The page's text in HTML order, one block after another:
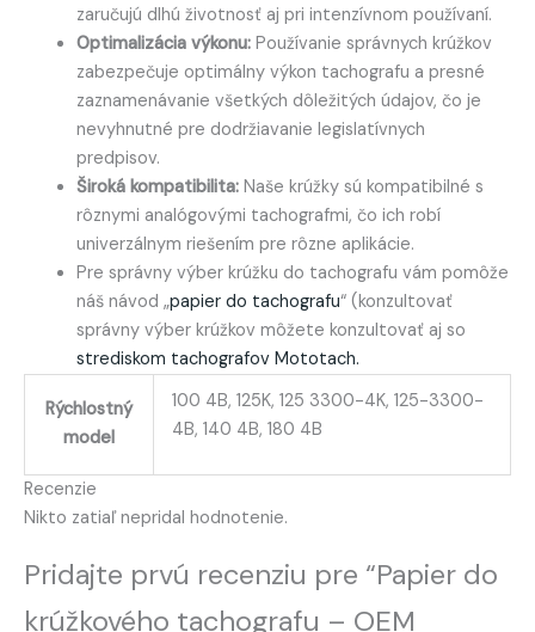
zaručujú dlhú životnosť aj pri intenzívnom používaní.
Optimalizácia výkonu:Používanie správnych krúžkov
zabezpečuje optimálny výkon tachografu a presné
zaznamenávanie všetkých dôležitých údajov, čo je
nevyhnutné pre dodržiavanie legislatívnych
predpisov.
Široká kompatibilita:Naše krúžky sú kompatibilné s
rôznymi analógovými tachografmi, čo ich robí
univerzálnym riešením pre rôzne aplikácie.
Pre správny výber krúžku do tachografu vám pomôže
náš návod „papier do tachografu“ (konzultovať
správny výber krúžkov môžete konzultovať aj so
strediskom tachografov Mototach.
Rýchlostný
model
100 4B, 125K, 125 3300-4K, 125-3300-
4B, 140 4B, 180 4B
Recenzie
Nikto zatiaľ nepridal hodnotenie.
Pridajte prvú recenziu pre “Papier do
krúžkového tachografu – OEM